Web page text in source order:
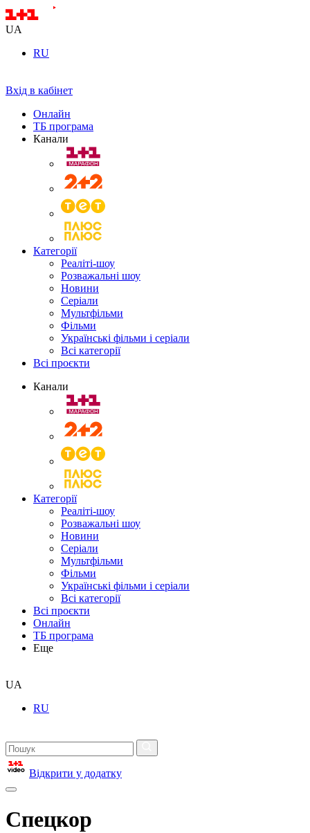
UA
RU
Вхід в кабінет
Онлайн
ТБ програма
Канали
Категорії
Реаліті-шоу
Розважальні шоу
Новини
Серіали
Мультфільми
Фільми
Українські фільми і серіали
Всі категорії
Всі проєкти
Канали
Категорії
Реаліті-шоу
Розважальні шоу
Новини
Серіали
Мультфільми
Фільми
Українські фільми і серіали
Всі категорії
Всі проєкти
Онлайн
ТБ програма
Еще
UA
RU
Відкрити у додатку
Спецкор